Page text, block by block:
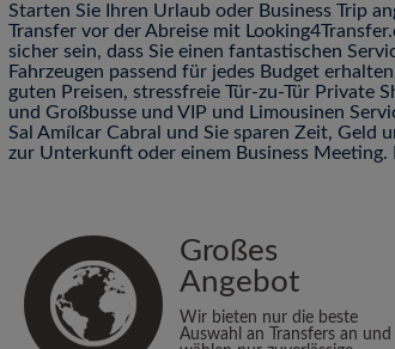
Starten Sie Ihren Urlaub oder Business Trip
Transfer vor der Abreise mit
sicher sein, dass Sie einen fantastischen
Fahrzeugen passend für jedes Budget
guten Preisen, stressfreie Tür-zu-Tür Private
und Großbusse und VIP und Limousinen
Sal Amílcar Cabral und Sie sparen Zeit, Geld
zur Unterkunft oder einem Business
Großes
Angebot
Wir bieten nur die beste
Auswahl an Transfers an und